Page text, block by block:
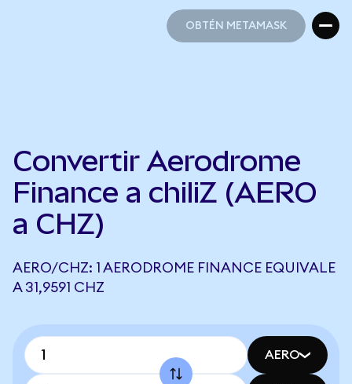
OBTÉN METAMASK
Convertir Aerodrome
Finance a chiliZ (AERO
a CHZ)
AERO/CHZ: 1 AERODROME FINANCE EQUIVALE
A 31,9591 CHZ
AERO